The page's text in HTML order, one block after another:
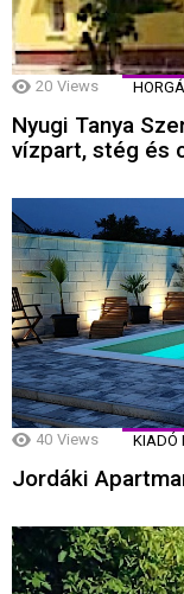
20 Views
Nyugi Tanya
vízpart, stég és
40 Views KIADÓ
Jordáki